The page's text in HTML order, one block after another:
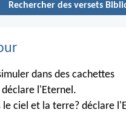
Rechercher des versets
dans des cachettes
l'Eternel.
le ciel et la terre? déclare